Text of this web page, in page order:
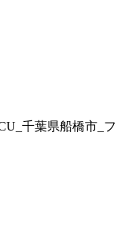
千葉県船橋市_フ